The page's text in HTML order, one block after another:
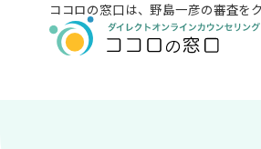
ココロの窓口は、野島一彦の審査を